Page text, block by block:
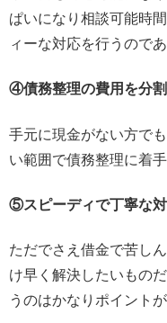
ぱいになり相談可能時
ィーな対応を行うので
④債務整理の費用を分
手元に現金がない方で
い範囲で債務整理に着手
⑤スピーディで丁寧な
ただでさえ借金で苦し
け早く解決したいもの
うのはかなりポイントが